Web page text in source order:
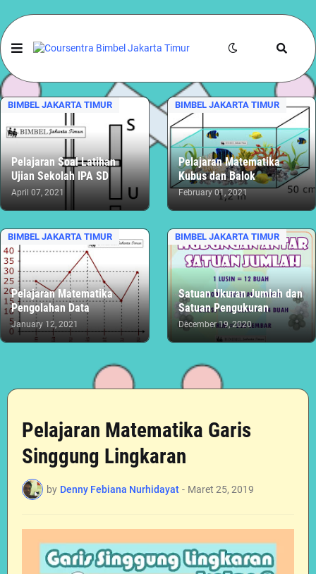
BIMBEL JAKARTA TIMUR
Pelajaran Soal Latihan
Ujian Sekolah IPA SD
April 07, 2021
BIMBEL JAKARTA TIMUR
Pelajaran Matematika
Kubus dan Balok
February 01, 2021
BIMBEL JAKARTA TIMUR
Pelajaran Matematika
Pengolahan Data
January 12, 2021
BIMBEL JAKARTA TIMUR
Satuan Ukuran Jumlah dan
Satuan Pengukuran
December 19, 2020
Pelajaran Matematika Garis
Singgung Lingkaran
by Denny Febiana Nurhidayat - Maret 25, 2019